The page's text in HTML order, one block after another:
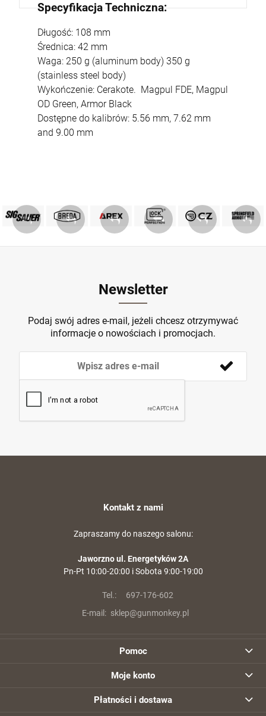
Specyfikacja Techniczna:
Długość: 108 mm
Średnica: 42 mm
Waga: 250 g (aluminum body) 350 g
(stainless steel body)
Wykończenie: Cerakote. Magpul FDE, Magpul
OD Green, Armor Black
Dostępne do kalibrów: 5.56 mm, 7.62 mm
and 9.00 mm
Newsletter
Podaj swój adres e-mail, jeżeli chcesz otrzymywać
informacje o nowościach i promocjach.
Kontakt z nami
Zapraszamy do naszego salonu:
Jaworzno ul. Energetyków 2A
Pn-Pt 10:00-20:00 i Sobota 9:00-19:00
Tel.:
697-176-602
E-mail: sklep@gunmonkey.pl
Pomoc
Moje konto
Płatności i dostawa